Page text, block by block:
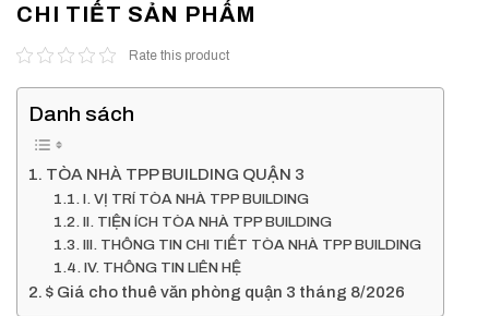
CHI TIẾT SẢN PHẨM
Rate this product
Danh sách
TÒA NHÀ TPP BUILDING QUẬN 3
I. VỊ TRÍ TÒA NHÀ TPP BUILDING
II. TIỆN ÍCH TÒA NHÀ TPP BUILDING
III. THÔNG TIN CHI TIẾT TÒA NHÀ TPP BUILDING
IV. THÔNG TIN LIÊN HỆ
$ Giá cho thuê văn phòng quận 3 tháng 8/2026